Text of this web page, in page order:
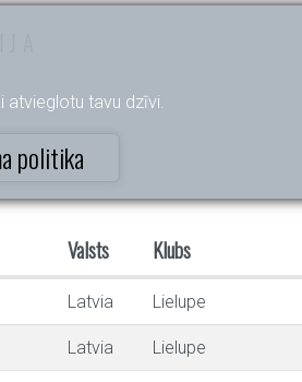
atvieglotu tavu dzīvi.
politika
Valsts Klubs
Latvia Lielupe
Latvia Lielupe